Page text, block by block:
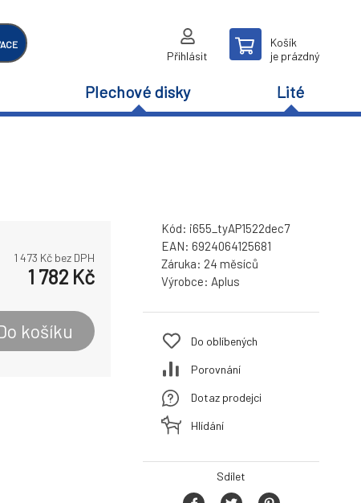
Přihlásit
Košík
je prázdný
Plechové disky Lité
1 473 Kč bez DPH
1 782 Kč
košíku
Kód: i655_tyAP1522dec7
EAN: 6924064125681
Záruka: 24 měsíců
Výrobce: Aplus
Do oblíbených
Porovnání
Dotaz prodejci
Hlídání
Sdílet